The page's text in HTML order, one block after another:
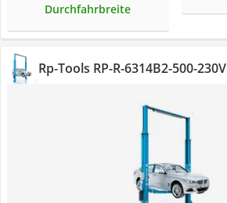
Durchfahrbreite
Rp-Tools ‎RP-R-6314B2-500-230V